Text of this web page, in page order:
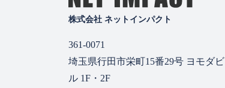
株式会社 ネットインパクト
361-0071
埼玉県行田市栄町15番29号 ヨモダビ
ル 1F・2F